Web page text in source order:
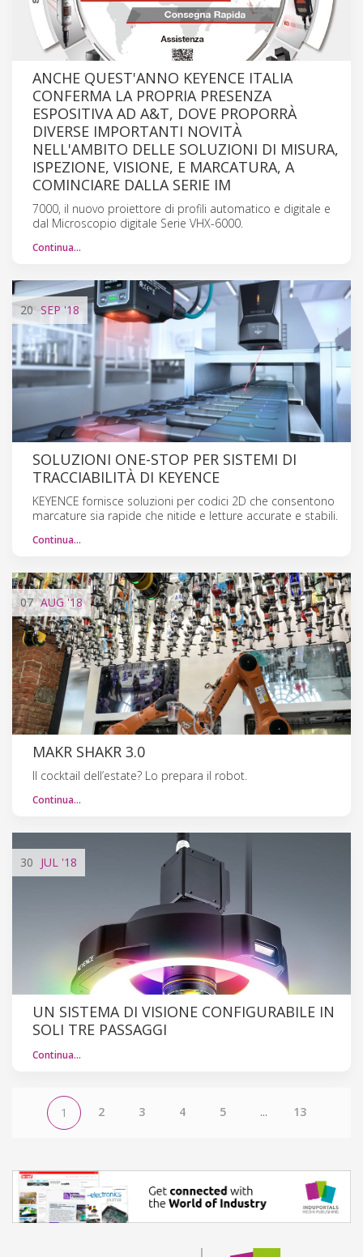
ANCHE QUEST'ANNO KEYENCE ITALIA
CONFERMA LA PROPRIA PRESENZA
ESPOSITIVA AD A&T, DOVE PROPORRÀ
DIVERSE IMPORTANTI NOVITÀ
NELL'AMBITO DELLE SOLUZIONI DI MISURA,
ISPEZIONE, VISIONE, E MARCATURA, A
COMINCIARE DALLA SERIE IM
7000, il nuovo proiettore di profili automatico e digitale e
dal Microscopio digitale Serie VHX-6000.
Continua…
20 SEP '18
SOLUZIONI ONE-STOP PER SISTEMI DI
TRACCIABILITÀ DI KEYENCE
KEYENCE fornisce soluzioni per codici 2D che consentono
marcature sia rapide che nitide e letture accurate e stabili.
Continua…
07 AUG'18
MAKR SHAKR 3.0
Il cocktail dell’estate? Lo prepara il robot.
Continua…
30 JUL '18
UN SISTEMA DI VISIONE CONFIGURABILE IN
SOLI TRE PASSAGGI
Continua…
1 2 3 4 5 ... 13